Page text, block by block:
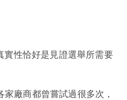
實性恰好是見證選舉所需要
廠商都曾嘗試過很多次，